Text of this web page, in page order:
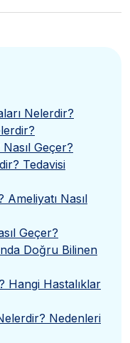
Nelerdir?
Geçer?
Tedavisi
Nasıl
Geçer?
Doğru Bilinen
Hangi Hastalıklar
Nedenleri